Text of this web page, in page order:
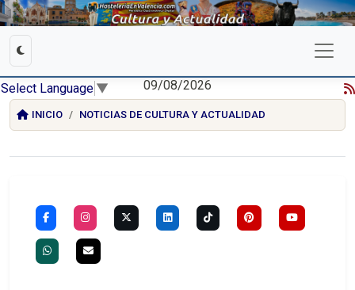
Select Language ▼ 09/08/2026
INICIO NOTICIAS DE CULTURA Y ACTUALIDAD